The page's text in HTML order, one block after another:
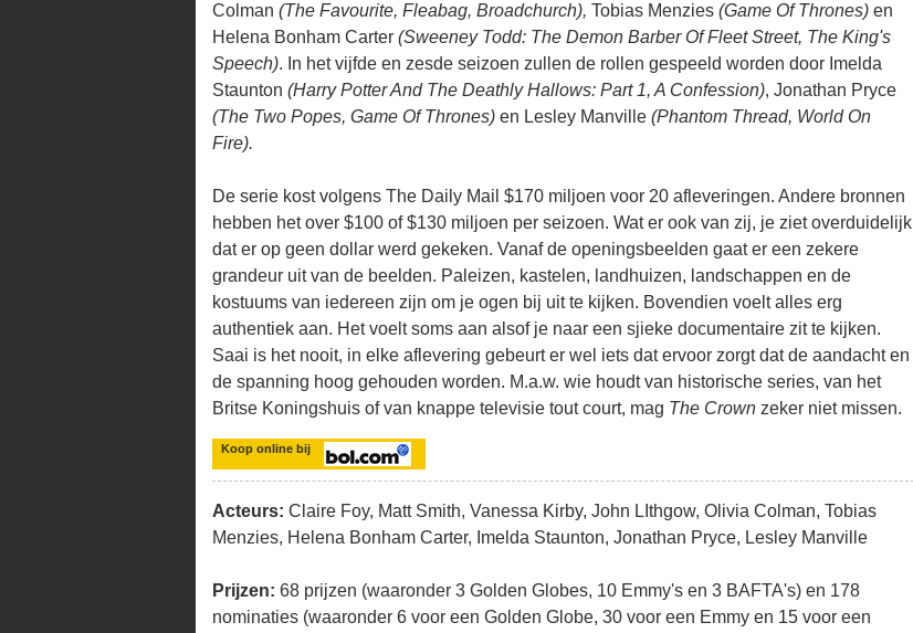
Colman (The Favourite, Fleabag, Broadchurch), Tobias Menzies (Game Of Thrones) en
Helena Bonham Carter (Sweeney Todd: The Demon Barber Of Fleet Street, The King's
Speech). In het vijfde en zesde seizoen zullen de rollen gespeeld worden door Imelda
Staunton (Harry Potter And The Deathly Hallows: Part 1, A Confession), Jonathan Pryce
(The Two Popes, Game Of Thrones) en Lesley Manville (Phantom Thread, World On
Fire).
De serie kost volgens The Daily Mail $170 miljoen voor 20 afleveringen. Andere bronnen
hebben het over $100 of $130 miljoen per seizoen. Wat er ook van zij, je ziet overduidelijk
dat er op geen dollar werd gekeken. Vanaf de openingsbeelden gaat er een zekere
grandeur uit van de beelden. Paleizen, kastelen, landhuizen, landschappen en de
kostuums van iedereen zijn om je ogen bij uit te kijken. Bovendien voelt alles erg
authentiek aan. Het voelt soms aan alsof je naar een sjieke documentaire zit te kijken.
Saai is het nooit, in elke aflevering gebeurt er wel iets dat ervoor zorgt dat de aandacht en
de spanning hoog gehouden worden. M.a.w. wie houdt van historische series, van het
Britse Koningshuis of van knappe televisie tout court, mag The Crown zeker niet missen.
Koop online bij
Acteurs: Claire Foy, Matt Smith, Vanessa Kirby, John LIthgow, Olivia Colman, Tobias
Menzies, Helena Bonham Carter, Imelda Staunton, Jonathan Pryce, Lesley Manville
Prijzen: 68 prijzen (waaronder 3 Golden Globes, 10 Emmy's en 3 BAFTA's) en 178
nominaties (waaronder 6 voor een Golden Globe, 30 voor een Emmy en 15 voor een